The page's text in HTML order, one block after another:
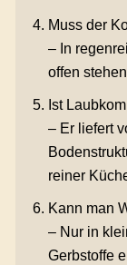
Muss der
– In
offen
Ist
– Er liefert
reiner
Kann man
– Nur in
Gerbstoffe